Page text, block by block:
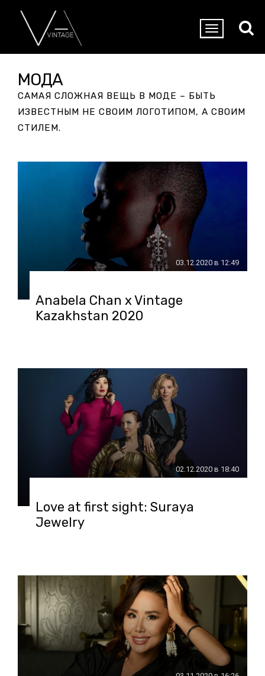
МОДА
САМАЯ СЛОЖНАЯ ВЕЩЬ В МОДЕ – БЫТЬ
ИЗВЕСТНЫМ НЕ СВОИМ ЛОГОТИПОМ, А СВОИМ
СТИЛЕМ.
03.12.2020 в 12:49
Anabela Chan x Vintage
Kazakhstan 2020
02.12.2020 в 18:40
Love at first sight: Suraya
Jewelry